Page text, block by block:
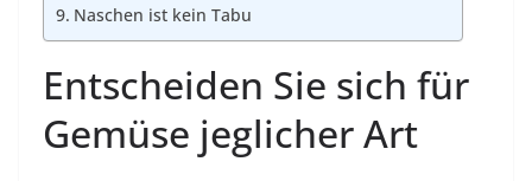
Naschen ist kein Tabu
Entscheiden Sie sich für
Gemüse jeglicher Art